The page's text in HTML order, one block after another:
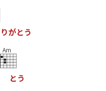
りがとう
Am
とう